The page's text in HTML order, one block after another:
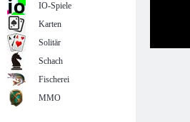
IO-Spiele
Karten
Solitär
Schach
Fischerei
MMO